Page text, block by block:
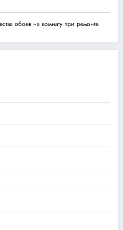
обоев на комнату при ремонте